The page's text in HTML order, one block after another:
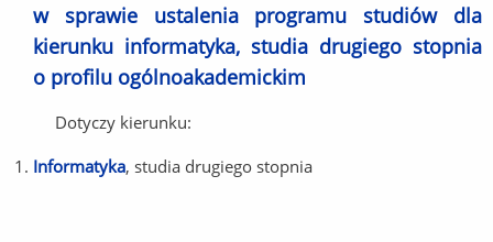
w sprawie ustalenia programu studiów dla
kierunku informatyka, studia drugiego stopnia
o profilu ogólnoakademickim
Dotyczy kierunku:
Informatyka, studia drugiego stopnia